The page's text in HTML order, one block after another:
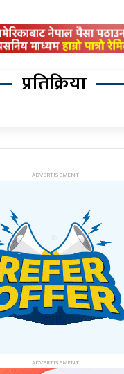
प्रतिक्रिया